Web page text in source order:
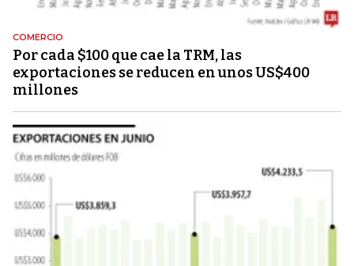
COMERCIO
Por cada $100 que cae la TRM, las
exportaciones se reducen en unos US$400
millones